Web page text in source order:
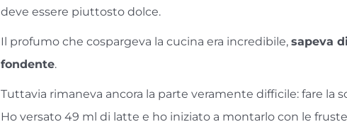
deve essere piuttosto dolce.
Il profumo che cospargeva la cucina era incredibile,sapeva
fondente.
Tuttavia rimaneva ancora la parte veramente difficile: fare la
Ho versato 49 ml di latte e ho iniziato a montarlo con le